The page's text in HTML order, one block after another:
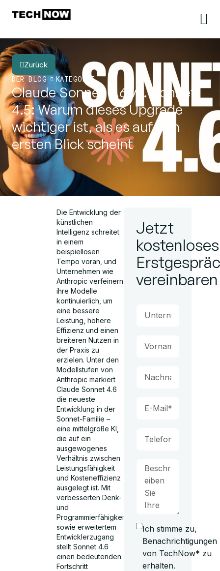
Zurück
DER BLOG
KATEGORIE
Claude Sonnet 4.6 vs. Sonnet
4.5: Warum dieses Upgrade
wichtiger ist, als es auf den
ersten Blick scheint
Die Entwicklung der
künstlichen
Intelligenz schreitet
in einem
beispiellosen
Tempo voran, und
Unternehmen wie
Anthropic verfeinern
ihre Modelle
kontinuierlich, um
eine bessere
Leistung, höhere
Effizienz und einen
breiteren Nutzen in
der Praxis zu
erzielen. Unter den
Modellstufen von
Anthropic markiert
Claude Sonnet 4.6
die neueste
Entwicklung in der
Sonnet-Familie –
eine mittelgroße KI,
die auf ein
ausgewogenes
Verhältnis zwischen
Leistungsfähigkeit
und Kosteneffizienz
ausgelegt ist. Mit
verbesserten Denk-
und
Programmierfähigkeiten
sowie erweitertem
Entwicklerzugang
stellt Sonnet 4.6
einen bedeutenden
Fortschritt
Jetzt
kostenloses
vereinbaren
Ich stimme zu,
Benachrichtigungen
von TechNow* zu
erhalten.